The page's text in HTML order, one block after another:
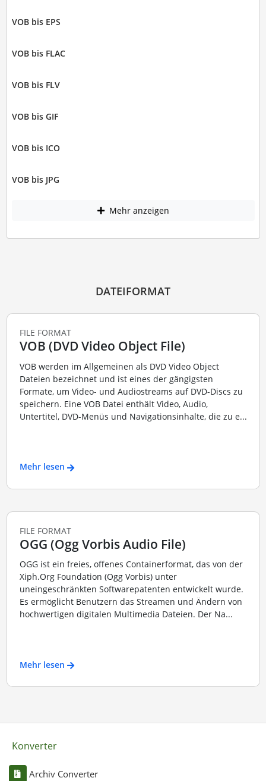
VOB bis EPS
VOB bis FLAC
VOB bis FLV
VOB bis GIF
VOB bis ICO
VOB bis JPG
Mehr anzeigen
DATEIFORMAT
FILE FORMAT
VOB (DVD Video Object File)
VOB werden im Allgemeinen als DVD Video Object
Dateien bezeichnet und ist eines der gängigsten
Formate, um Video- und Audiostreams auf DVD-Discs zu
speichern. Eine VOB Datei enthält Video, Audio,
Untertitel, DVD-Menüs und Navigationsinhalte, die zu e...
Mehr lesen
FILE FORMAT
OGG (Ogg Vorbis Audio File)
OGG ist ein freies, offenes Containerformat, das von der
Xiph.Org Foundation (Ogg Vorbis) unter
uneingeschränkten Softwarepatenten entwickelt wurde.
Es ermöglicht Benutzern das Streamen und Ändern von
hochwertigen digitalen Multimedia Dateien. Der Na...
Mehr lesen
Konverter
Archiv Converter